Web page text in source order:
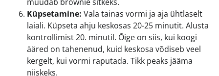
Küpsetamine: Vala tainas vormi ja aja ühtlaselt
laiali. Küpseta ahju keskosas 20-25 minutit. Alusta
kontrollimist 20. minutil. Õige on siis, kui koogi
ääred on tahenenud, kuid keskosa võdiseb veel
kergelt, kui vormi raputada. Tikk peaks jääma
niiskeks.